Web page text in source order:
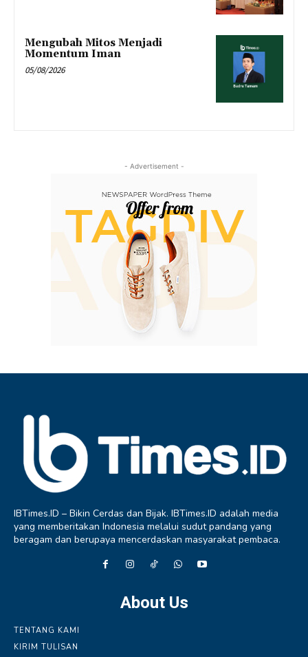
Mengubah Mitos Menjadi
Momentum Iman
05/08/2026
- Advertisement -
IBTimes.ID – Bikin Cerdas dan Bijak. IBTimes.ID adalah media
yang memberitakan Indonesia melalui sudut pandang yang
beragam dan berupaya mencerdaskan masyarakat pembaca.
About Us
TENTANG KAMI
KIRIM TULISAN